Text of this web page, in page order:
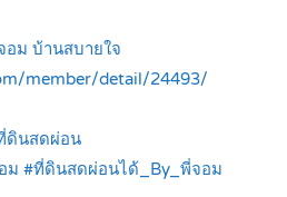
อม บ้านสบายใจ
member/detail/24493/
ดินสดผ่อน
ม #ที่ดินสดผ่อนได้_By_พี่จอม